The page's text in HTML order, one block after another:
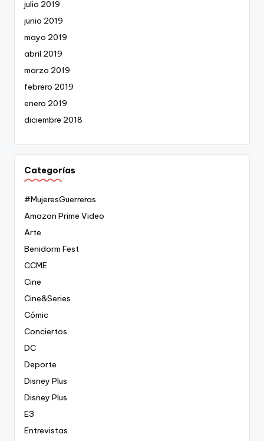
julio 2019
junio 2019
mayo 2019
abril 2019
marzo 2019
febrero 2019
enero 2019
diciembre 2018
Categorías
#MujeresGuerreras
Amazon Prime Video
Arte
Benidorm Fest
CCME
Cine
Cine&Series
Cómic
Conciertos
DC
Deporte
Disney Plus
Disney Plus
E3
Entrevistas